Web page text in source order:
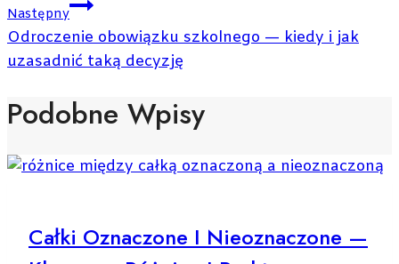
Następny
Odroczenie obowiązku szkolnego — kiedy i jak
uzasadnić taką decyzję
Podobne Wpisy
Całki Oznaczone I Nieoznaczone —